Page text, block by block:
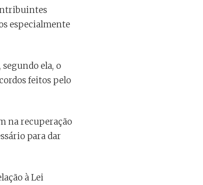
especialmente
ela, o
feitos pelo
na recuperação
para dar
à Lei